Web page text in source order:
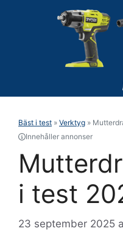
Bäst i test » Verktyg »
Innehåller annonser
i test
23 september 2025